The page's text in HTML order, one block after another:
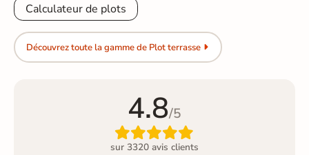
Calculateur de plots
Découvrez toute la gamme de Plot terrasse
4.8/5

sur 3320 avis clients